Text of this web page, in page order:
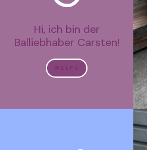
Hi, ich bin der
Balliebhaber Carsten!